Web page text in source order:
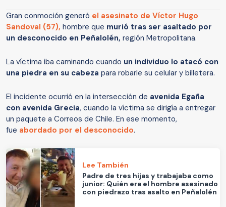
Gran conmoción generó el asesinato de Víctor Hugo
Sandoval (57), hombre que murió tras ser asaltado por
un desconocido en Peñalolén, región Metropolitana.
La víctima iba caminando cuando un individuo lo atacó con
una piedra en su cabeza para robarle su celular y billetera.
El incidente ocurrió en la intersección de avenida Egaña
con avenida Grecia, cuando la víctima se dirigía a entregar
un paquete a Correos de Chile. En ese momento,
fue abordado por el desconocido.
Lee También
Padre de tres hijas y trabajaba como
junior: Quién era el hombre asesinado
con piedrazo tras asalto en Peñalolén